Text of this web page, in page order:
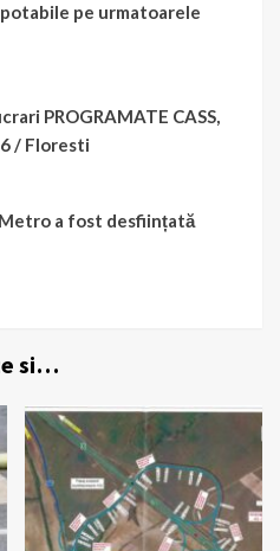
pe urmatoarele
PROGRAMATE CASS,
/ Floresti
a fost desființată
si…